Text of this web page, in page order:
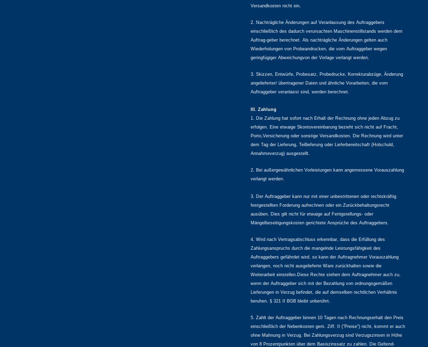
Versandkosten nicht ein.
2. Nachträgliche Änderungen auf Veranlassung des Auftraggebers
einschließlich des dadurch verursachten Maschinenstillstands werden dem
Auftrag-geber berechnet. Als nachträgliche Änderungen gelten auch
Wiederholungen von Probeandrucken, die vom Auftraggeber wegen
geringfügiger Abweichungvon der Vorlage verlangt werden.
3. Skizzen, Entwürfe, Probesatz, Probedrucke, Korrekturabzüge, Änderung
angelieferter/ übertragener Daten und ähnliche Vorarbeiten, die vom
Auftraggeber veranlasst sind, werden berechnet.
III. Zahlung
1. Die Zahlung hat sofort nach Erhalt der Rechnung ohne jeden Abzug zu
erfolgen. Eine etwaige Skontovereinbarung bezieht sich nicht auf Fracht,
Porto,Versicherung oder sonstige Versandkosten. Die Rechnung wird unter
dem Tag der Lieferung, Teillieferung oder Lieferbereitschaft (Holschuld,
Annahmeverzug) ausgestellt.
2. Bei außergewähnlichen Vorleistungen kann angemessene Vorauszahlung
verlangt werden.
3. Der Auftraggeber kann nur mit einer unbestrittenen oder rechtskräftig
festgestellten Forderung aufrechnen oder ein Zurückbehaltungsrecht
ausüben. Dies gilt nicht für etwaige auf Fertigstellungs- oder
Mängelbeseitigungskosten gerichtete Ansprüche des Auftraggebers.
4. Wird nach Vertragsabschluss erkennbar, dass die Erfüllung des
Zahlungsanspruchs durch die mangelnde Leistungsfähigkeit des
Auftraggebers gefährdet wird, so kann der Auftragnehmer Vorauszahlung
verlangen, noch nicht ausgelieferte Ware zurückhalten sowie die
Weiterarbeit einstellen.Diese Rechte stehen dem Auftragnehmer auch zu,
wenn der Auftraggeber sich mit der Bezahlung von ordnungsgemäßen
Lieferungen in Verzug befindet, die auf demselben rechtlichen Verhältnis
beruhen. § 321 II BGB bleibt unberührt.
5. Zahlt der Auftraggeber binnen 10 Tagen nach Rechnungserhalt den Preis
einschließlich der Nebenkosten gem. Ziff. II ("Preise") nicht, kommt er auch
ohne Mahnung in Verzug. Bei Zahlungsverzug sind Verzugszinsen in Höhe
von 8 Prozentpunkten über dem Basiszinssatz zu zahlen. Die Geltend-